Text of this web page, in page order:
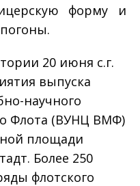
форму и
20 июня с.г.
выпуска
научного
Флота (ВУНЦ ВМФ)
площади
Более 250
флотского